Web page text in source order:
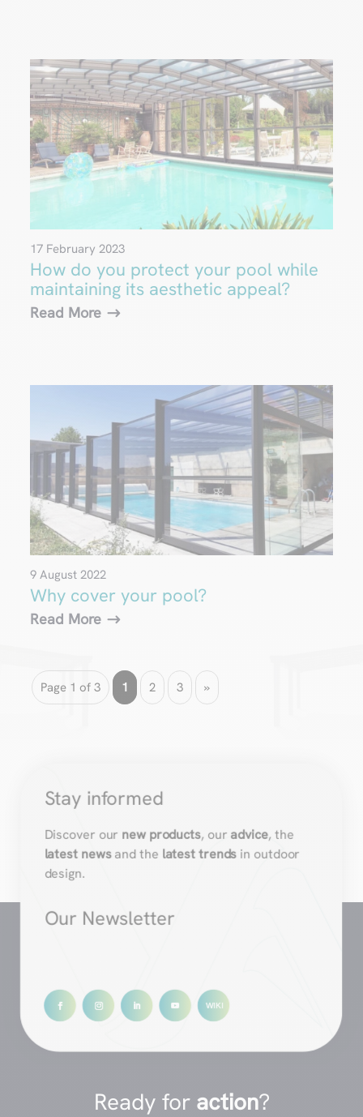
How do you protect your pool while
maintaining its aesthetic appeal?
17 February 2023
Read More
Why cover your pool?
9 August 2022
Read More
Page 1 of 3 1 2 3 »
Stay informed
Discover our new products, our advice, the
latest newsand the latest trends in outdoor
design.
Our Newsletter
Ready for action?